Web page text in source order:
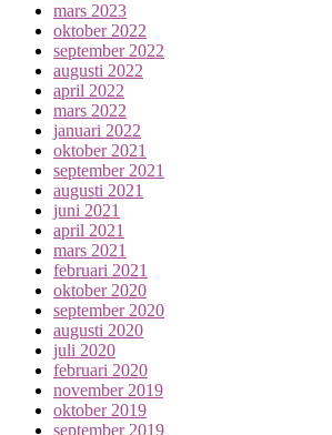
mars 2023
oktober 2022
september 2022
augusti 2022
april 2022
mars 2022
januari 2022
oktober 2021
september 2021
augusti 2021
juni 2021
april 2021
mars 2021
februari 2021
oktober 2020
september 2020
augusti 2020
juli 2020
februari 2020
november 2019
oktober 2019
september 2019